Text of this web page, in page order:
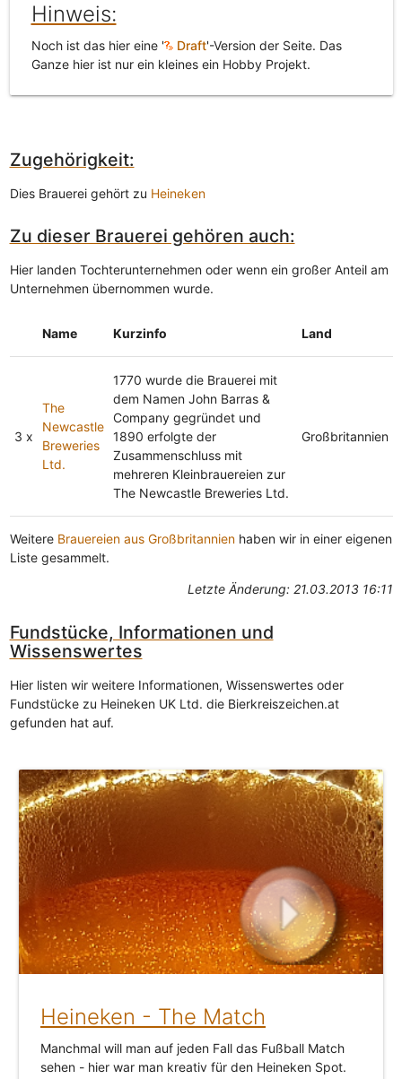
Hinweis:
Noch ist das hier eine ' Draft'-Version der Seite. Das
Ganze hier ist nur ein kleines ein Hobby Projekt.
Zugehörigkeit:
Dies Brauerei gehört zu Heineken
Zu dieser Brauerei gehören auch:
Hier landen Tochterunternehmen oder wenn ein großer Anteil am
Unternehmen übernommen wurde.
Name Kurzinfo Land
3 x
The
Newcastle
Breweries
Ltd.
1770 wurde die Brauerei mit
dem Namen John Barras &
Company gegründet und
1890 erfolgte der
Zusammenschluss mit
mehreren Kleinbrauereien zur
The Newcastle Breweries Ltd.
Großbritannien
Weitere Brauereien aus Großbritannienhaben wir in einer eigenen
Liste gesammelt.
Letzte Änderung: 21.03.2013 16:11
Fundstücke, Informationen und
Wissenswertes
Hier listen wir weitere Informationen, Wissenswertes oder
Fundstücke zu Heineken UK Ltd. die Bierkreiszeichen.at
gefunden hat auf.
Heineken - The Match
Manchmal will man auf jeden Fall das Fußball Match
sehen - hier war man kreativ für den Heineken Spot.